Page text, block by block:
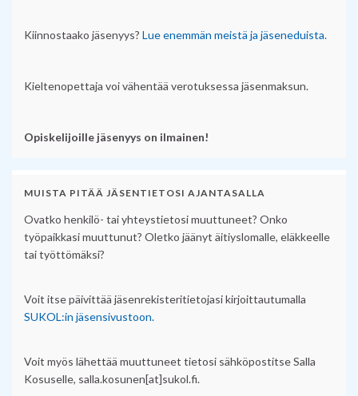
Kiinnostaako jäsenyys? Lue enemmän meistä ja jäseneduista.
Kieltenopettaja voi vähentää verotuksessa jäsenmaksun.
Opiskelijoille jäsenyys on ilmainen!
MUISTA PITÄÄ JÄSENTIETOSI AJANTASALLA
Ovatko henkilö- tai yhteystietosi muuttuneet? Onko
työpaikkasi muuttunut? Oletko jäänyt äitiyslomalle, eläkkeelle
tai työttömäksi?
Voit itse päivittää jäsenrekisteritietojasi kirjoittautumalla
SUKOL:in jäsensivustoon.
Voit myös lähettää muuttuneet tietosi sähköpostitse Salla
Kosuselle, salla.kosunen[at]sukol.fi.